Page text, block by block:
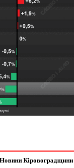
Кіровоградщини